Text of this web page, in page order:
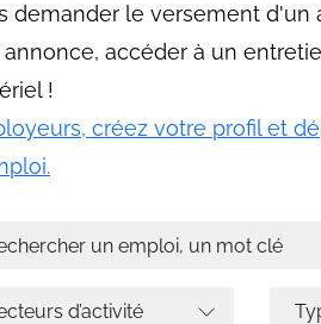
demander le versement
annonce, accéder à un
!
créez votre profil et